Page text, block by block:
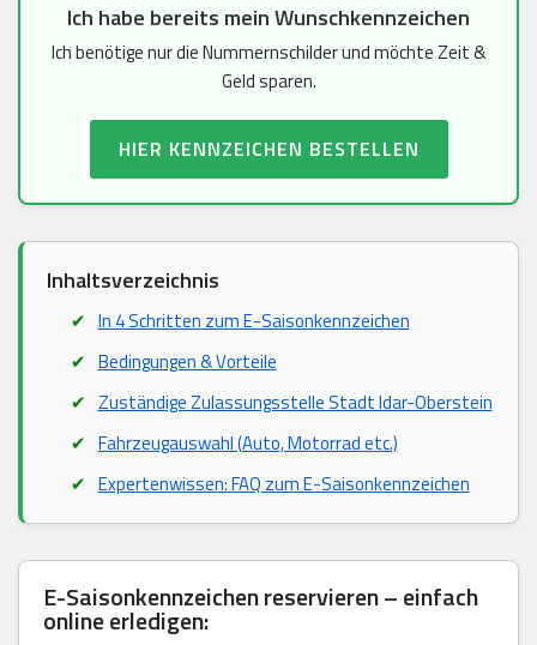
Ich habe bereits mein Wunschkennzeichen
Ich benötige nur die Nummernschilder und möchte Zeit &
Geld sparen.
HIER KENNZEICHEN BESTELLEN
Inhaltsverzeichnis
In 4 Schritten zum E-Saisonkennzeichen
Bedingungen & Vorteile
Zuständige Zulassungsstelle Stadt Idar-Oberstein
Fahrzeugauswahl (Auto, Motorrad etc.)
Expertenwissen: FAQ zum E-Saisonkennzeichen
E-Saisonkennzeichen reservieren – einfach
online erledigen: